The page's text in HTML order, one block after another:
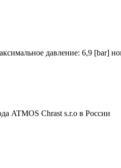
давление: 6,9 [bar]
ATMOS Chrast s.r.o в России